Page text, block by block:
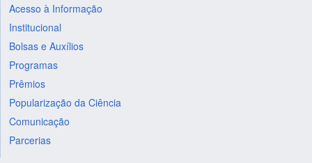
Acesso à Informação
Institucional
Bolsas e Auxílios
Programas
Prêmios
Popularização da Ciência
Comunicação
Parcerias